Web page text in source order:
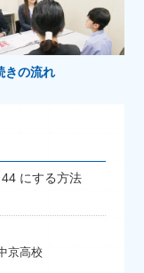
きの流れ
にする方法
京高校